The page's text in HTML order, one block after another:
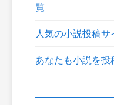
覧
人気の小説投稿
あなたも小説を投